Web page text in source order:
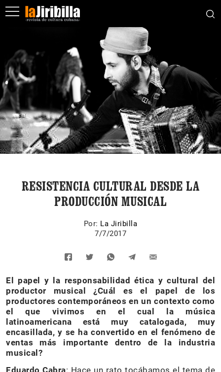
RESISTENCIA CULTURAL DESDE LA
PRODUCCIÓN MUSICAL
Por: La Jiribilla
7/7/2017
El papel y la responsabilidad ética y cultural del
productor musical ¿Cuál es el papel de los
productores contemporáneos en un contexto como
el que vivimos en el cual la música
latinoamericana está muy catalogada, muy
encasillada, y se ha convertido en el fenómeno de
ventas más importante dentro de la industria
musical?
Eduardo Cabra: Hace un rato tocábamos el tema de